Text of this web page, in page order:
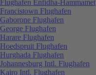
Flughafen Enfidha-Hammamet
Francistown Flughafen
Gaborone Flughafen
George Flughafen
Harare Flughafen
Hoedspruit Flughafen
Hurghada Flughafen
Johannesburg Intl. Flughafen
Kairo Intl. Flughafen